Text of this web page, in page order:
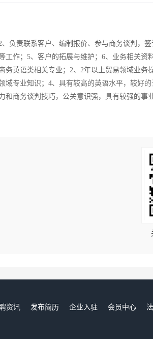
负责联系客户、编制报价、参与商务谈判，
作；5、客户的拓展与维护；6、业务相关资
英语类相关专业；2、2年以上贸易领域业务
专业知识；4、具有较高的英语水平，较好
商务谈判技巧，公关意识强，具有较强的事
资讯 发布简历 企业入驻 会员中心